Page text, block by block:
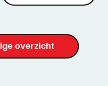
overzicht